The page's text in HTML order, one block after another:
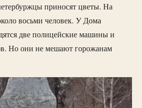
приносят цветы. На
восьми человек. У Дома
две полицейские машины и
Но они не мешают горожанам